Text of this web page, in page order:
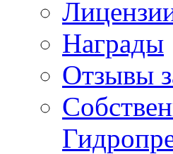
Награды
Отзывы